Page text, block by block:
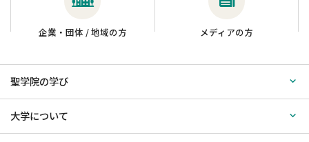
企業・団体 / 地域の方 メディアの方
聖学院の学び
大学について